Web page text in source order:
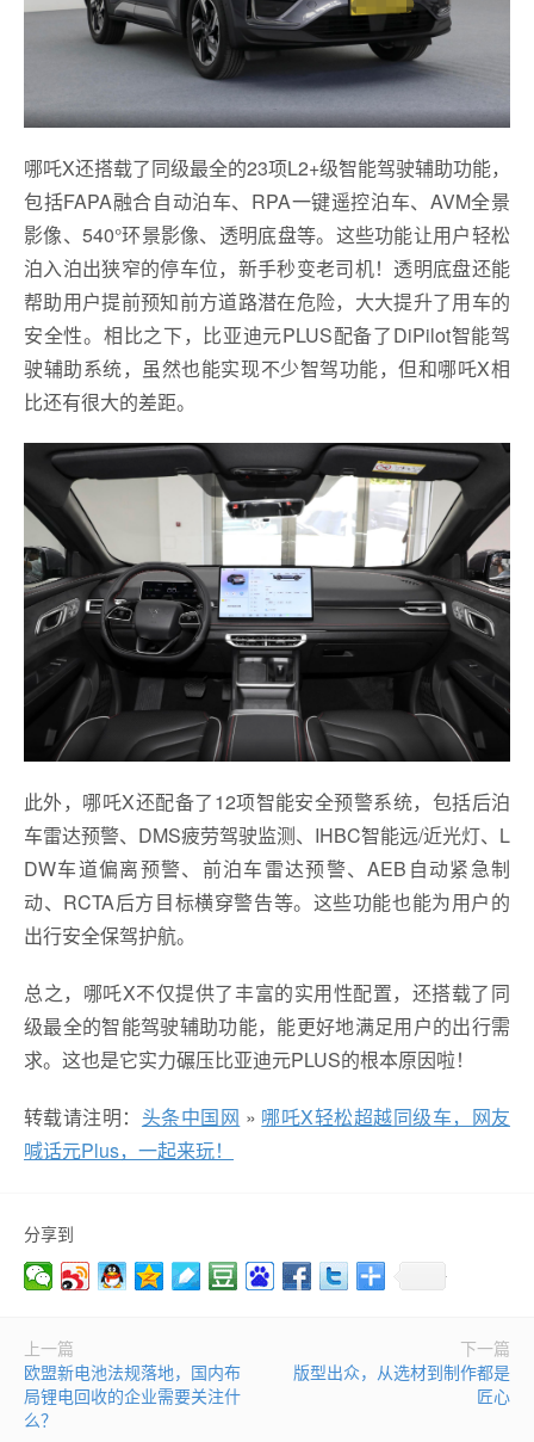
哪吒X还搭载了同级最全的23项L2+级智能驾驶辅助功能，
包括FAPA融合自动泊车、RPA一键遥控泊车、AVM全景
影像、540°环景影像、透明底盘等。这些功能让用户轻松
泊入泊出狭窄的停车位，新手秒变老司机！透明底盘还能
帮助用户提前预知前方道路潜在危险，大大提升了用车的
安全性。相比之下，比亚迪元PLUS配备了DiPilot智能驾
驶辅助系统，虽然也能实现不少智驾功能，但和哪吒X相
比还有很大的差距。
此外，哪吒X还配备了12项智能安全预警系统，包括后泊
车雷达预警、DMS疲劳驾驶监测、IHBC智能远/近光灯、L
DW车道偏离预警、前泊车雷达预警、AEB自动紧急制
动、RCTA后方目标横穿警告等。这些功能也能为用户的
出行安全保驾护航。
总之，哪吒X不仅提供了丰富的实用性配置，还搭载了同
级最全的智能驾驶辅助功能，能更好地满足用户的出行需
求。这也是它实力碾压比亚迪元PLUS的根本原因啦！
转载请注明： 头条中国网 » 哪吒X轻松超越同级车，网友
喊话元Plus，一起来玩！
分享到
上一篇
欧盟新电池法规落地，国内布
局锂电回收的企业需要关注什
么？
下一篇
版型出众，从选材到制作都是
匠心